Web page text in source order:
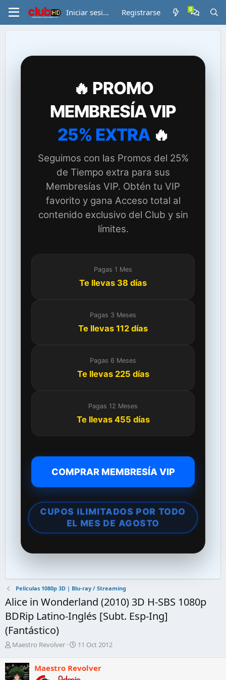
Iniciar sesión Registrarse
🔥 PROMO
MEMBRESÍA VIP
25% EXTRA🔥
Seguimos con las Promos del 25%
de Tiempo extra para sus
Membresías VIP. Obtén tu VIP
favorito y gana Acceso total al
contenido exclusivo del Club y sin
límites.
Pagas 1 Mes
Te llevas 38 días
Pagas 3 Meses
Te llevas 112 días
Pagas 6 Meses
Te llevas 225 días
Pagas 12 Meses
Te llevas 455 días
COMPRAR MEMBRESÍA VIP
CUPOS ILIMITADOS POR TODO
EL MES DE AGOSTO
Películas 1080p 3D | Blu-ray / Streaming
Alice in Wonderland (2010) 3D H-SBS 1080p
BDRip Latino-Inglés [Subt. Esp-Ing]
(Fantástico)
A
t
o
Maestro Revolver
F
h
11 Oct 2012
Maestro Revolver